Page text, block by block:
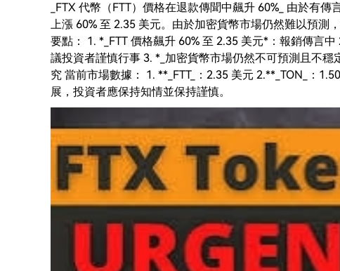
_FTX 代幣（FTT）價格在退款傳聞中飆升 60%_ 由於有
上漲 60% 至 2.35 美元。由於加密貨幣市場仍然難以預測
要點： 1. *_FTT 價格飆升 60% 至 2.35 美元*：報銷傳言
議投資者謹慎行事 3. *_加密貨幣市場仍然不可預測且不
究 當前市場數據： 1. **_FTT_：2.35 美元 2.**_TON_：
展，投資者應保持知情並保持謹慎。